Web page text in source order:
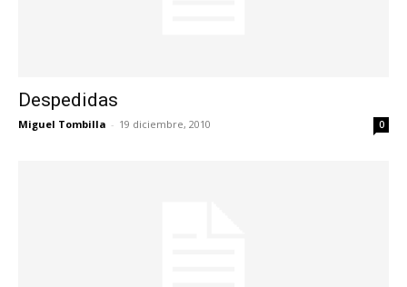
Despedidas
Miguel Tombilla - 19 diciembre, 2010 0